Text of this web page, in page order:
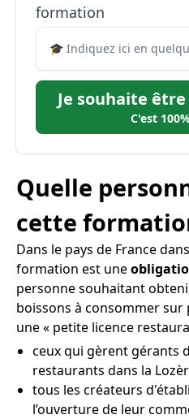
formation
Je souhaite
C'est
Quelle
cette
Dans le pays de France
formation est une
personne souhaitant
boissons à consommer sur
une « petite licence
ceux qui gèrent gérants
restaurants dans la
tous les créateurs
l’ouverture de leur